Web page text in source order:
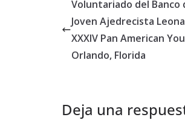
Voluntariado del Banco
Joven Ajedrecista
XXXIV Pan American
Orlando, Florida
Deja una